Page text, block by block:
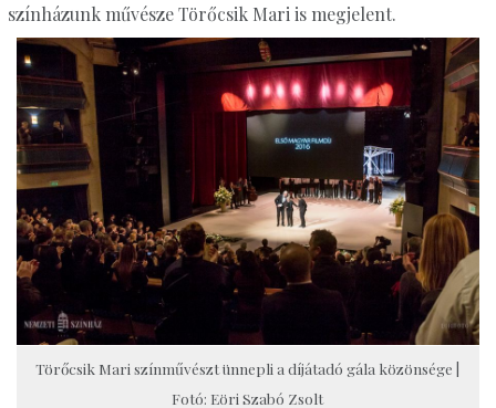
színházunk művésze Törőcsik Mari is megjelent.
Törőcsik Mari színművészt ünnepli a díjátadó gála közönsége |
Fotó: Eöri Szabó Zsolt